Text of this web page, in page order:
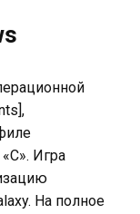
Игра
На полное